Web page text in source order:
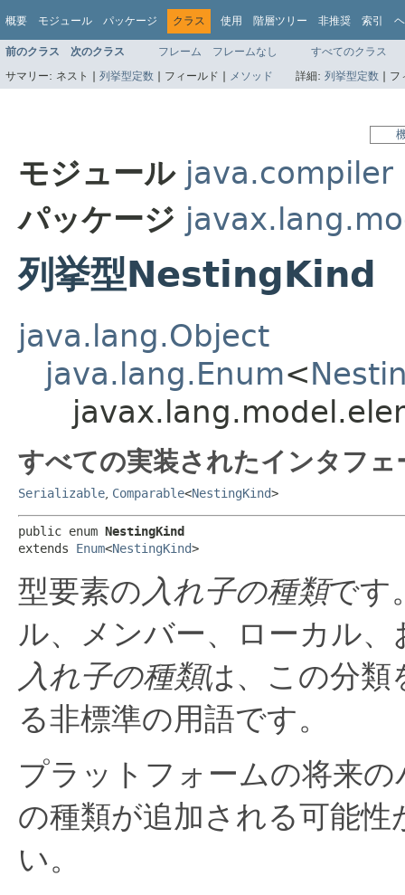
概要 モジュール パッケージ クラス 使用 階層ツリー 非推奨 索引
前のクラス 次のクラス フレーム フレームなし
すべてのクラス
サマリー: ネスト | 列挙型定数 | フィールド | メソッド 詳細: 列挙型定数 | フ
モジュール java.compiler
パッケージ
列挙型NestingKind
java.lang.Object
java.lang.Enum<
すべての実装されたインタフ
Serializable Comparable<NestingKind>
public enum NestingKind
extends Enum<NestingKind>
型要素の入れ子の種類です
ル、メンバー、ローカル
入れ子の種類は、この分類
る非標準の用語です。
プラットフォームの将来
の種類が追加される可能
い。